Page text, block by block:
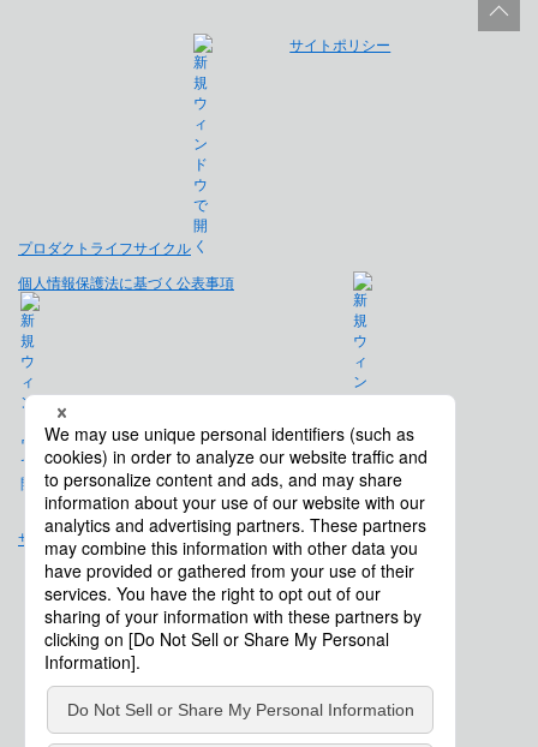
プロダクトライフサイクル
サイトポリシー
個人情報保護法に基づく公表事項
免責事項
サイトマップ
会社概要